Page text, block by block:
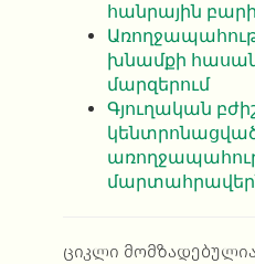
հանրային
խնամքի
մարզերում
Գյուղական
ციკლი